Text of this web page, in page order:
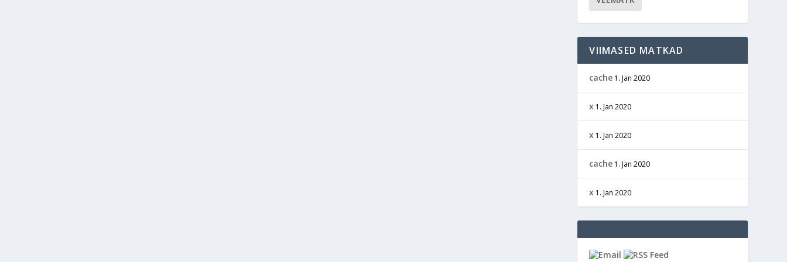
VIIMASED MATKAD
cache 1. Jan 2020
x 1. Jan 2020
x 1. Jan 2020
cache 1. Jan 2020
x 1. Jan 2020